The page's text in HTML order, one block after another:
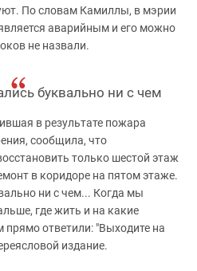
По словам Камиллы, в мэрии
аварийным и его можно
не назвали.
буквально ни с чем
в результате пожара
сообщила, что
только шестой этаж
в коридоре на пятом этаже.
ни с чем... Когда мы
где жить и на какие
прямо ответили: "Выходите на
издание.